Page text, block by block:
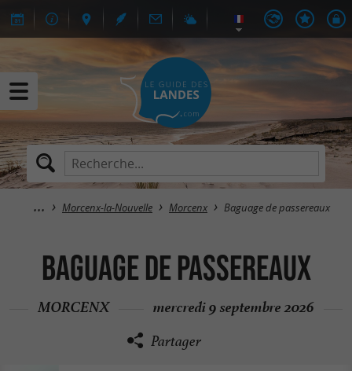
Morcenx-la-Nouvelle Morcenx Baguage de passereaux
Baguage de passereaux
MORCENX mercredi 9 septembre 2026
Partager